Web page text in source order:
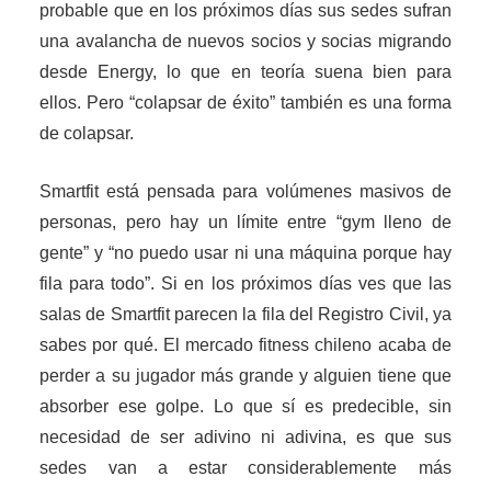
probable que en los próximos días sus sedes sufran
una avalancha de nuevos socios y socias migrando
desde Energy, lo que en teoría suena bien para
ellos. Pero “colapsar de éxito” también es una forma
de colapsar.
Smartfit está pensada para volúmenes masivos de
personas, pero hay un límite entre “gym lleno de
gente” y “no puedo usar ni una máquina porque hay
fila para todo”. Si en los próximos días ves que las
salas de Smartfit parecen la fila del Registro Civil, ya
sabes por qué. El mercado fitness chileno acaba de
perder a su jugador más grande y alguien tiene que
absorber ese golpe. Lo que sí es predecible, sin
necesidad de ser adivino ni adivina, es que sus
sedes van a estar considerablemente más